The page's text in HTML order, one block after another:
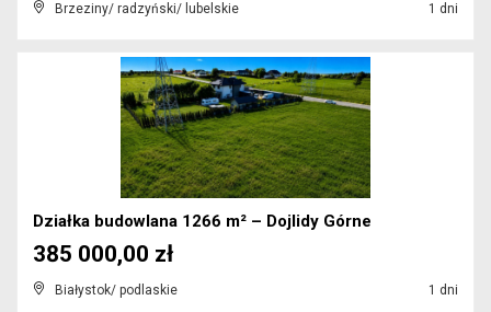
Brzeziny/ radzyński/ lubelskie 1 dni
Działka budowlana 1266 m² – Dojlidy Górne
Białystok/ podlaskie 1 dni
385 000,00 zł